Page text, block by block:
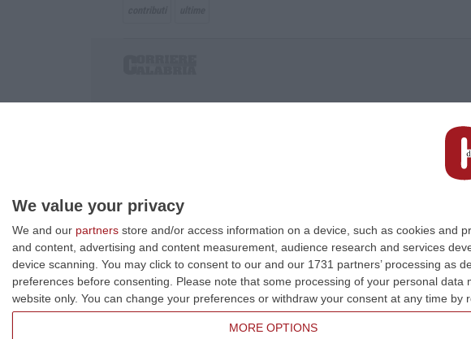
We value your privacy
We and our partners store and/or access information on a device, such as cookies and
and content, advertising and content measurement, audience research and services
device scanning. You may click to consent to our and our 1731 partners’ processing
preferences before consenting.
Please note that some processing of your personal
website only. You can change your preferences or withdraw your consent at any time
MORE OPTIONS
P.IVA. 03199620794, Via del mare 6/G, S.Eufemia, Lamezia Terme
Iscrizione tribunale di Lamezia Terme 5/2011 - Direttore